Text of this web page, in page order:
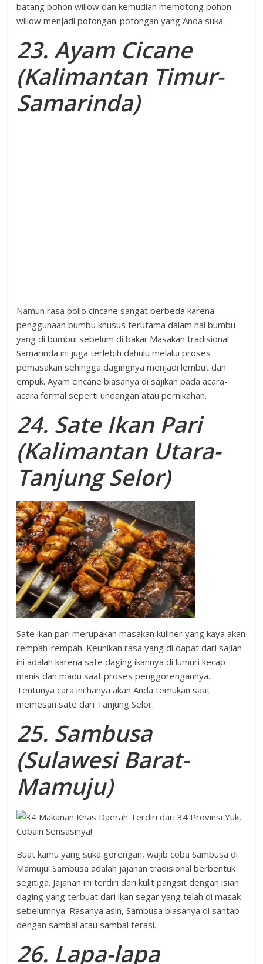
batang pohon willow dan kemudian memotong pohon
willow menjadi potongan-potongan yang Anda suka.
23. Ayam Cicane
(Kalimantan Timur-
Samarinda)
Namun rasa pollo cincane sangat berbeda karena
penggunaan bumbu khusus terutama dalam hal bumbu
yang di bumbui sebelum di bakar.Masakan tradisional
Samarinda ini juga terlebih dahulu melalui proses
pemasakan sehingga dagingnya menjadi lembut dan
empuk. Ayam cincane biasanya di sajikan pada acara-
acara formal seperti undangan atau pernikahan.
24. Sate Ikan Pari
(Kalimantan Utara-
Tanjung Selor)
Sate ikan pari merupakan masakan kuliner yang kaya akan
rempah-rempah. Keunikan rasa yang di dapat dari sajian
ini adalah karena sate daging ikannya di lumuri kecap
manis dan madu saat proses penggorengannya.
Tentunya cara ini hanya akan Anda temukan saat
memesan sate dari Tanjung Selor.
25. Sambusa
(Sulawesi Barat-
Mamuju)
Buat kamu yang suka gorengan, wajib coba Sambusa di
Mamuju! Sambusa adalah jajanan tradisional berbentuk
segitiga. Jajanan ini terdiri dari kulit pangsit dengan isian
daging yang terbuat dari ikan segar yang telah di masak
sebelumnya. Rasanya asin, Sambusa biasanya di santap
dengan sambal atau sambal terasi.
26. Lapa-lapa